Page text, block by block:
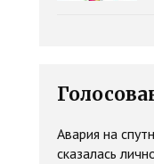
Авария на
сказалась